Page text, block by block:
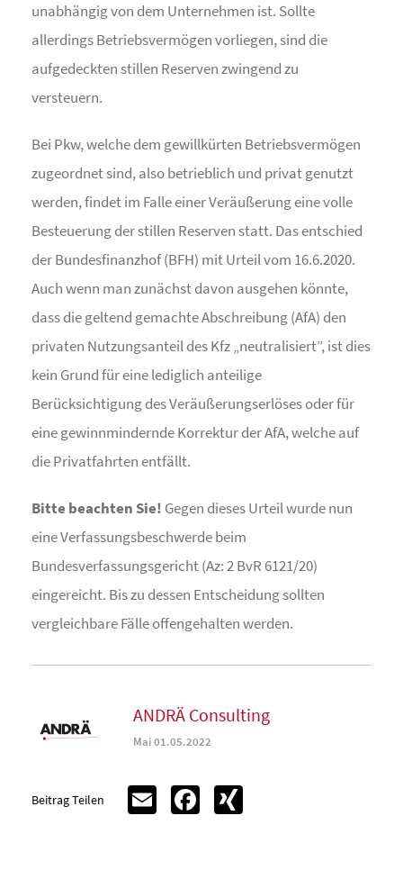
unabhängig von dem Unternehmen ist. Sollte
allerdings Betriebsvermögen vorliegen, sind die
aufgedeckten stillen Reserven zwingend zu
versteuern.
Bei Pkw, welche dem gewillkürten Betriebsvermögen
zugeordnet sind, also betrieblich und privat genutzt
werden, findet im Falle einer Veräußerung eine volle
Besteuerung der stillen Reserven statt. Das entschied
der Bundesfinanzhof (BFH) mit Urteil vom 16.6.2020.
Auch wenn man zunächst davon ausgehen könnte,
dass die geltend gemachte Abschreibung (AfA) den
privaten Nutzungsanteil des Kfz „neutralisiert”, ist dies
kein Grund für eine lediglich anteilige
Berücksichtigung des Veräußerungserlöses oder für
eine gewinnmindernde Korrektur der AfA, welche auf
die Privatfahrten entfällt.
Bitte beachten Sie! Gegen dieses Urteil wurde nun
eine Verfassungsbeschwerde beim
Bundesverfassungsgericht (Az: 2 BvR 6121/20)
eingereicht. Bis zu dessen Entscheidung sollten
vergleichbare Fälle offengehalten werden.
ANDRÄ Consulting
Mai 01.05.2022
Beitrag Teilen Email Facebook